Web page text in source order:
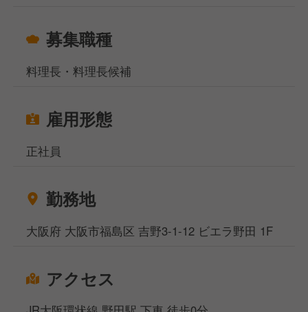
募集職種
料理長・料理長候補
雇用形態
正社員
勤務地
大阪府 大阪市福島区 吉野3-1-12 ビエラ野田 1F
アクセス